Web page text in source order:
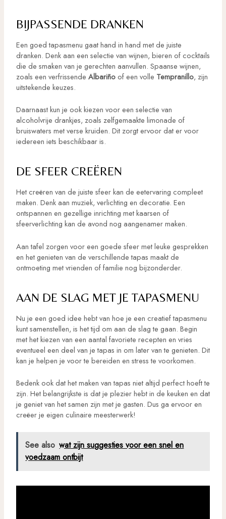
BIJPASSENDE DRANKEN
Een goed tapasmenu gaat hand in hand met de juiste
dranken. Denk aan een selectie van wijnen, bieren of cocktails
die de smaken van je gerechten aanvullen. Spaanse wijnen,
zoals een verfrissende Albariñoof een volle Tempranillo, zijn
uitstekende keuzes.
Daarnaast kun je ook kiezen voor een selectie van
alcoholvrije drankjes, zoals zelfgemaakte limonade of
bruiswaters met verse kruiden. Dit zorgt ervoor dat er voor
iedereen iets beschikbaar is.
DE SFEER CREËREN
Het creëren van de juiste sfeer kan de eetervaring compleet
maken. Denk aan muziek, verlichting en decoratie. Een
ontspannen en gezellige inrichting met kaarsen of
sfeerverlichting kan de avond nog aangenamer maken.
Aan tafel zorgen voor een goede sfeer met leuke gesprekken
en het genieten van de verschillende tapas maakt de
ontmoeting met vrienden of familie nog bijzonderder.
AAN DE SLAG MET JE TAPASMENU
Nu je een goed idee hebt van hoe je een creatief tapasmenu
kunt samenstellen, is het tijd om aan de slag te gaan. Begin
met het kiezen van een aantal favoriete recepten en vries
eventueel een deel van je tapas in om later van te genieten. Dit
kan je helpen je voor te bereiden en stress te voorkomen.
Bedenk ook dat het maken van tapas niet altijd perfect hoeft te
zijn. Het belangrijkste is dat je plezier hebt in de keuken en dat
je geniet van het samen zijn met je gasten. Dus ga ervoor en
creëer je eigen culinaire meesterwerk!
See also wat zijn suggesties voor een snel en
voedzaam ontbijt